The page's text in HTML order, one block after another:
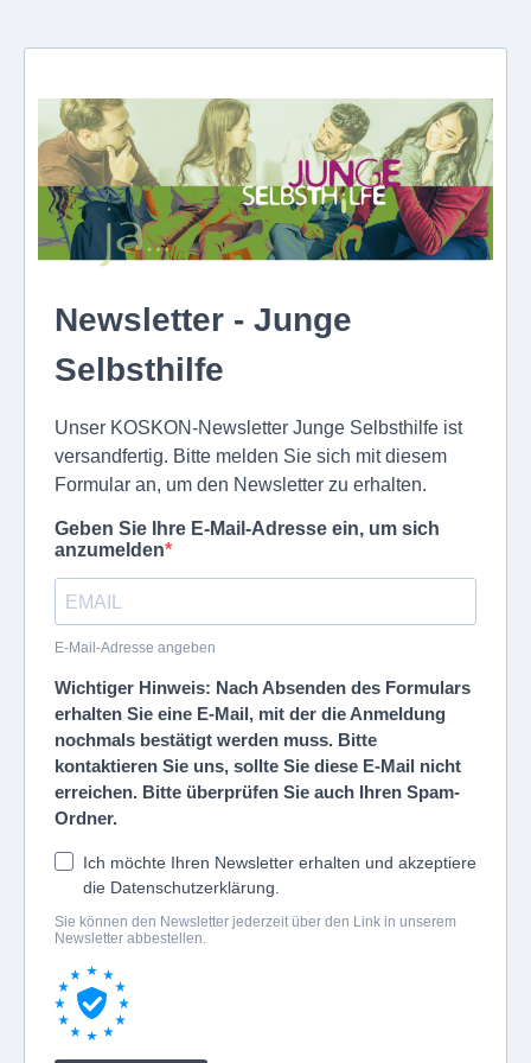
Newsletter - Junge
Selbsthilfe
Unser KOSKON-Newsletter Junge Selbsthilfe ist
versandfertig. Bitte melden Sie sich mit diesem
Formular an, um den Newsletter zu erhalten.
Geben Sie Ihre E-Mail-Adresse ein, um sich
anzumelden
E-Mail-Adresse angeben
Wichtiger Hinweis: Nach Absenden des Formulars
erhalten Sie eine E-Mail, mit der die Anmeldung
nochmals bestätigt werden muss. Bitte
kontaktieren Sie uns, sollte Sie diese E-Mail nicht
erreichen. Bitte überprüfen Sie auch Ihren Spam-
Ordner.
Ich möchte Ihren Newsletter erhalten und akzeptiere
die Datenschutzerklärung.
Sie können den Newsletter jederzeit über den Link in unserem
Newsletter abbestellen.